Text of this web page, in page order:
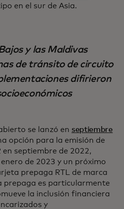
en el sur de Asia.
y las Maldivas
de tránsito de circuito
difirieron
se lanzó en septiembre
opción para la emisión de
en septiembre de 2022,
de 2023 y un próximo
prepaga RTL de marca
es particularmente
la inclusión financiera
y